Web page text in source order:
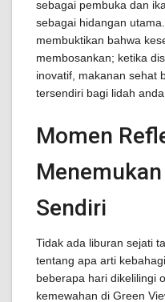
sebagai pembuka dan
sebagai hidangan
membuktikan bahwa
membosankan; ketika
inovatif, makanan sehat
tersendiri bagi lidah anda.
Momen
Sendiri
Tidak ada liburan sejati
tentang apa arti
beberapa hari dikelilingi
kemewahan di Green